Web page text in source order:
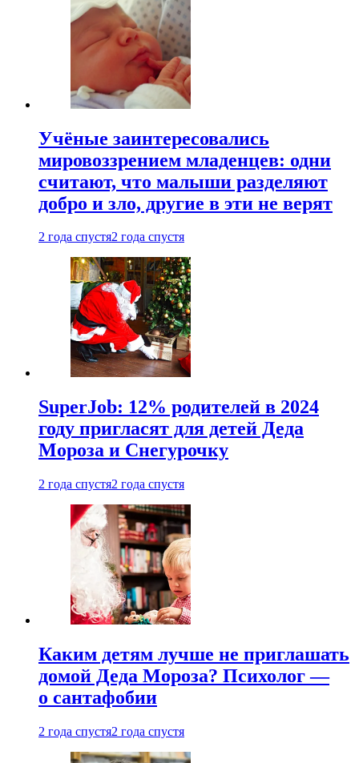
Учёные заинтересовались
мировоззрением младенцев: одни
считают, что малыши разделяют
добро и зло, другие в эти не верят
2 года спустя2 года спустя
SuperJob: 12% родителей в 2024
году пригласят для детей Деда
Мороза и Снегурочку
2 года спустя2 года спустя
Каким детям лучше не приглашать
домой Деда Мороза? Психолог —
о сантафобии
2 года спустя2 года спустя